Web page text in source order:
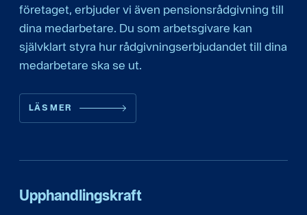
företaget, erbjuder vi även pensionsrådgivning till
dina medarbetare. Du som arbetsgivare kan
självklart styra hur rådgivningserbjudandet till dina
medarbetare ska se ut.
LÄS MER
Upphandlingskraft